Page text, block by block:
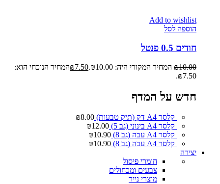
Add to wishlist
הוספה לסל
חודים 0.5 פנטל
₪10.00 המחיר המקורי היה: ₪10.00. ₪7.50
המחיר הנוכחי הוא:
₪7.50.
חדש על המדף
קלסר A4 דק (תיק טבעות) ₪8.00
קלסר A4 בינוני (גב 5)
₪12.00
קלסר A4 עבה (גב 8)
₪10.90
קלסר A4 עבה (גב 8)
₪10.90
יצירה
חומרי פיסול
צבעים ומכחולים
מוצרי נייר